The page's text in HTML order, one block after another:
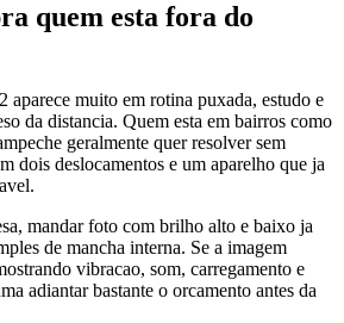
quem esta fora do
aparece muito em rotina puxada, estudo e
da distancia. Quem esta em bairros como
geralmente quer resolver sem
dois deslocamentos e um aparelho que ja
mandar foto com brilho alto e baixo ja
de mancha interna. Se a imagem
vibracao, som, carregamento e
adiantar bastante o orcamento antes da